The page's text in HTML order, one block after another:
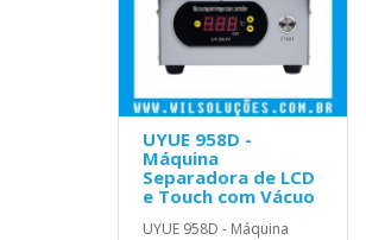
UYUE 958D -
Máquina
Separadora de LCD
e Touch com Vácuo
UYUE 958D - Máquina